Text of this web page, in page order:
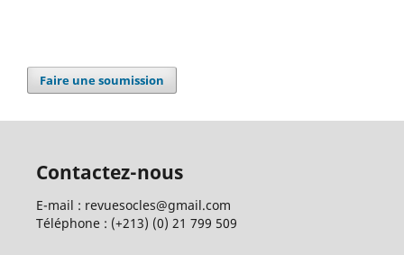
Faire une soumission
Contactez-nous
E-mail : revuesocles@gmail.com
Téléphone : (+213) (0) 21 799 509